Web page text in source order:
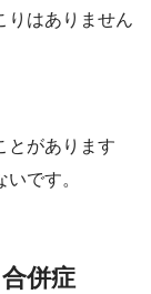
りはありません
とがあります
です。
併症